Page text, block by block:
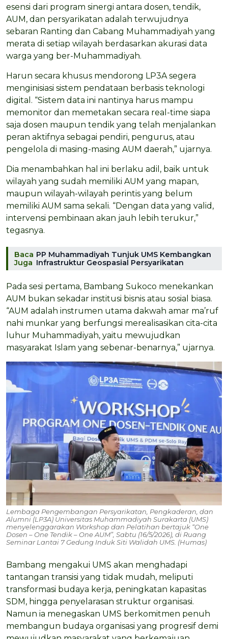
esensi dari program sinergi antara dosen, tendik,
AUM, dan persyarikatan adalah terwujudnya
sebaran Ranting dan Cabang Muhammadiyah yang
merata di setiap wilayah berdasarkan akurasi data
warga yang ber-Muhammadiyah.
Harun secara khusus mendorong LP3A segera
menginisiasi sistem pendataan berbasis teknologi
digital. “Sistem data ini nantinya harus mampu
memonitor dan memetakan secara real-time siapa
saja dosen maupun tendik yang telah menjalankan
peran aktifnya sebagai pendiri, pengurus, atau
pengelola di masing-masing AUM daerah,” ujarnya.
Dia menambahkan hal ini berlaku adil, baik untuk
wilayah yang sudah memiliki AUM yang mapan,
maupun wilayah-wilayah perintis yang belum
memiliki AUM sama sekali. “Dengan data yang valid,
intervensi pembinaan akan jauh lebih terukur,”
tegasnya.
Baca
Juga
PP Muhammadiyah Tunjuk UMS Kembangkan
Infrastruktur Geospasial Persyarikatan
Pada sesi pertama, Bambang Sukoco menekankan
AUM bukan sekadar institusi bisnis atau sosial biasa.
“AUM adalah instrumen utama dakwah amar ma’ruf
nahi munkar yang berfungsi merealisasikan cita-cita
luhur Muhammadiyah, yaitu mewujudkan
masyarakat Islam yang sebenar-benarnya,” ujarnya.
Lembaga Pengembangan Persyarikatan, Pengkaderan, dan
Alumni (LP3A) Universitas Muhammadiyah Surakarta (UMS)
menyelenggarakan Workshop dan Pelatihan bertajuk “One
Dosen – One Tendik – One AUM”, Sabtu (16/5/2026), di Ruang
Seminar Lantai 7 Gedung Induk Siti Walidah UMS. (Humas)
Bambang mengakui UMS akan menghadapi
tantangan transisi yang tidak mudah, meliputi
transformasi budaya kerja, peningkatan kapasitas
SDM, hingga penyelarasan struktur organisasi.
Namun ia menegaskan UMS berkomitmen penuh
membangun budaya organisasi yang progresif demi